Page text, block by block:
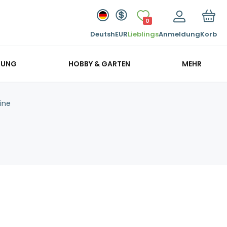
DeutshEUR
0
LieblingsAnmeldungKorb
HOBBY & GARTEN MEHR